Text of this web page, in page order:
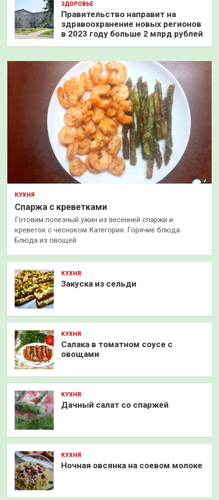
ЗДОРОВЬЕ
Правительство направит на
здравоохранение новых регионов
в 2023 году больше 2 млрд рублей
КУХНЯ
Спаржа с креветками
Готовим полезный ужин из весенней спаржи и
креветок с чесноком Категория: Горячие блюда
Блюда из овощей
КУХНЯ
Закуска из сельди
КУХНЯ
Салака в томатном соусе с
овощами
КУХНЯ
Дачный салат со спаржей
КУХНЯ
Ночная овсянка на соевом молоке